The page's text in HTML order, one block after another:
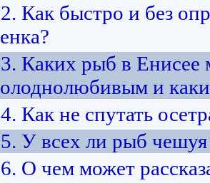
Как быстро и без
Каких рыб в Енисее
и
Как не спутать
У всех ли рыб чешуя
О чем может